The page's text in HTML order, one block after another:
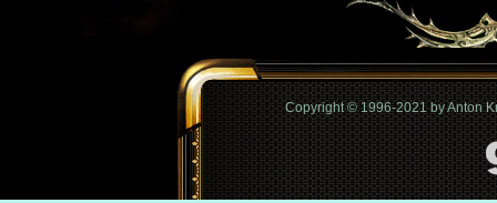
Copyright © 1996-2021 by Anton